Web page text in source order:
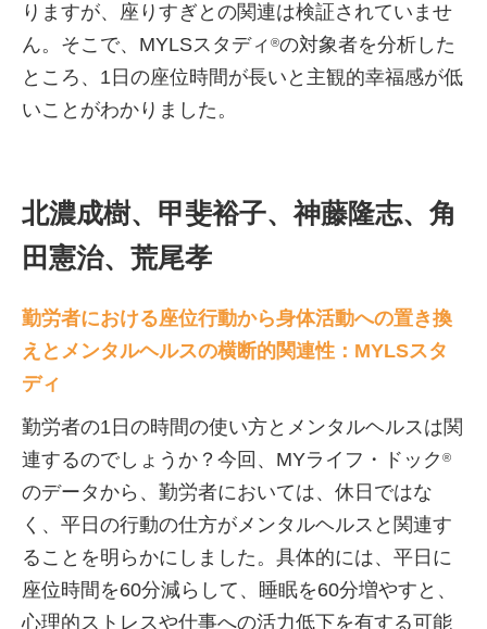
りますが、座りすぎとの関連は検証されていませ
ん。そこで、MYLSスタディ ®の対象者を分析した
ところ、1日の座位時間が長いと主観的幸福感が低
いことがわかりました。
北濃成樹、甲斐裕子、神藤隆志、角
田憲治、荒尾孝
勤労者における座位行動から身体活動への置き換
えとメンタルヘルスの横断的関連性：MYLSスタ
ディ
勤労者の1日の時間の使い方とメンタルヘルスは関
連するのでしょうか？今回、MYライフ・ドック ®
のデータから、勤労者においては、休日ではな
く、平日の行動の仕方がメンタルヘルスと関連す
ることを明らかにしました。具体的には、平日に
座位時間を60分減らして、睡眠を60分増やすと、
心理的ストレスや仕事への活力低下を有する可能